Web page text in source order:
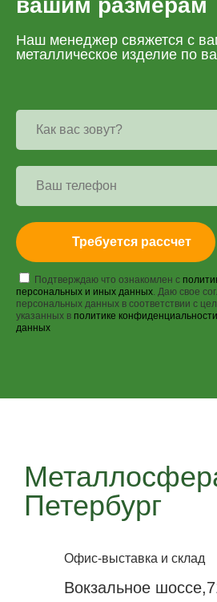
вашим размерам
Наш менеджер свяжется с
металлическое изделие по
Требуется рассчет
Подтверждаю что ознакомлен с
персональных и иных данных. Даю свое
персональных данных в соответствии с
указанных в политике
данных
Петербург
Офис-выставка и склад
Вокзальное